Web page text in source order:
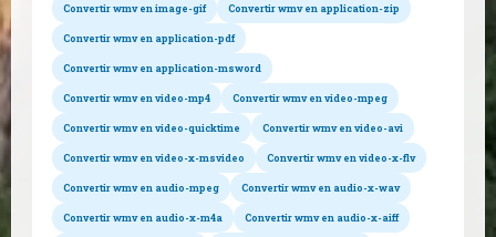
Convertir wmv en image-gif Convertir wmv en application-zip
Convertir wmv en application-pdf
Convertir wmv en application-msword
Convertir wmv en video-mp4 Convertir wmv en video-mpeg
Convertir wmv en video-quicktime Convertir wmv en video-avi
Convertir wmv en video-x-msvideo Convertir wmv en video-x-flv
Convertir wmv en audio-mpeg Convertir wmv en audio-x-wav
Convertir wmv en audio-x-m4a Convertir wmv en audio-x-aiff